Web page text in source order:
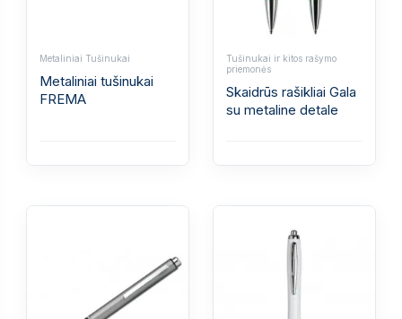
Metaliniai Tušinukai
Metaliniai tušinukai
FREMA
Tušinukai ir kitos rašymo
priemonės
Skaidrūs rašikliai Gala
su metaline detale